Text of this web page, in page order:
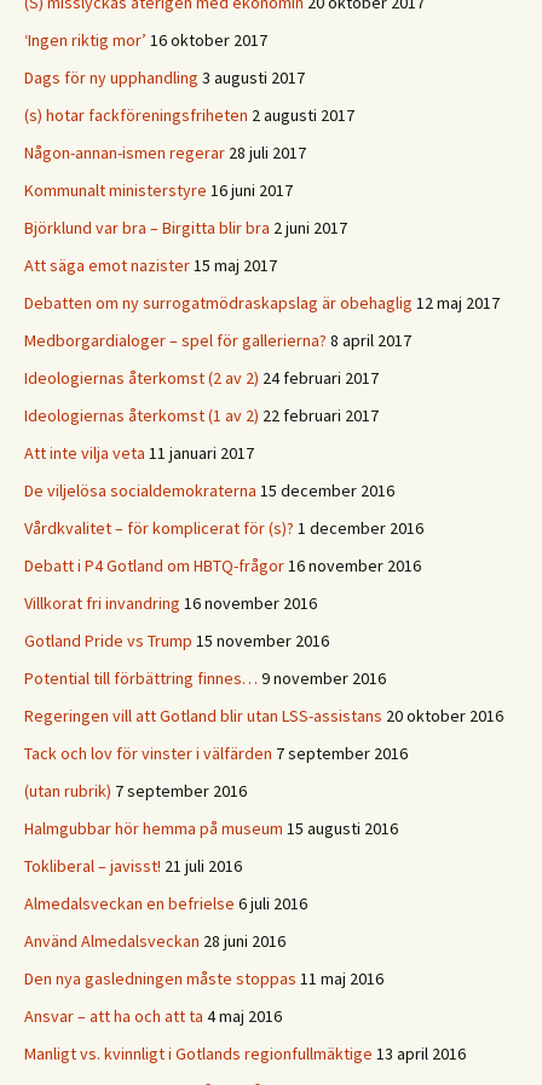
‘Ingen riktig mor’ 16 oktober 2017
Dags för ny upphandling 3 augusti 2017
(s) hotar fackföreningsfriheten 2 augusti 2017
Någon-annan-ismen regerar 28 juli 2017
Kommunalt ministerstyre 16 juni 2017
Björklund var bra – Birgitta blir bra 2 juni 2017
Att säga emot nazister15 maj 2017
Debatten om ny surrogatmödraskapslag är obehaglig 12 maj 2017
Medborgardialoger – spel för gallerierna? 8 april 2017
Ideologiernas återkomst (2 av 2) 24 februari 2017
Ideologiernas återkomst (1 av 2) 22 februari 2017
Att inte vilja veta 11 januari 2017
De viljelösa socialdemokraterna 15 december 2016
Vårdkvalitet – för komplicerat för (s)? 1 december 2016
Debatt i P4 Gotland om HBTQ-frågor16 november 2016
Villkorat fri invandring 16 november 2016
Gotland Pride vs Trump 15 november 2016
Potential till förbättring finnes… 9 november 2016
Regeringen vill att Gotland blir utan LSS-assistans 20 oktober 2016
Tack och lov för vinster i välfärden 7 september 2016
(utan rubrik) 7 september 2016
Halmgubbar hör hemma på museum 15 augusti 2016
Tokliberal – javisst! 21 juli 2016
Almedalsveckan en befrielse 6 juli 2016
Använd Almedalsveckan 28 juni 2016
Den nya gasledningen måste stoppas 11 maj 2016
Ansvar – att ha och att ta 4 maj 2016
Manligt vs. kvinnligt i Gotlands regionfullmäktige 13 april 2016